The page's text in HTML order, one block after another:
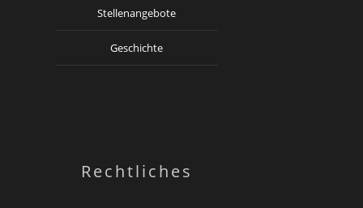
Stellenangebote
Geschichte
Rechtliches